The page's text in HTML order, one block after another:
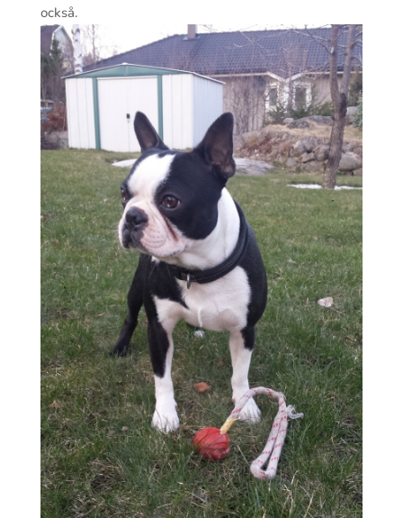
också.